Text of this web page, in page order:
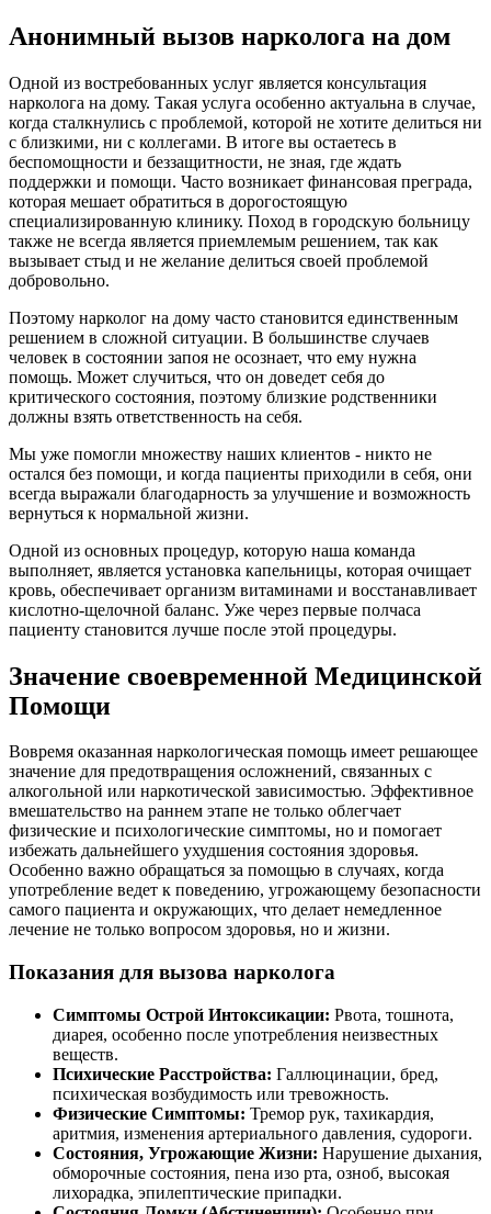
Анонимный вызов нарколога на дом
Одной из востребованных услуг является консультация
нарколога на дому. Такая услуга особенно актуальна в случае,
когда сталкнулись с проблемой, которой не хотите делиться ни
с близкими, ни с коллегами. В итоге вы остаетесь в
беспомощности и беззащитности, не зная, где ждать
поддержки и помощи. Часто возникает финансовая преграда,
которая мешает обратиться в дорогостоящую
специализированную клинику. Поход в городскую больницу
также не всегда является приемлемым решением, так как
вызывает стыд и не желание делиться своей проблемой
добровольно.
Поэтому нарколог на дому часто становится единственным
решением в сложной ситуации. В большинстве случаев
человек в состоянии запоя не осознает, что ему нужна
помощь. Может случиться, что он доведет себя до
критического состояния, поэтому близкие родственники
должны взять ответственность на себя.
Мы уже помогли множеству наших клиентов - никто не
остался без помощи, и когда пациенты приходили в себя, они
всегда выражали благодарность за улучшение и возможность
вернуться к нормальной жизни.
Одной из основных процедур, которую наша команда
выполняет, является установка капельницы, которая очищает
кровь, обеспечивает организм витаминами и восстанавливает
кислотно-щелочной баланс. Уже через первые полчаса
пациенту становится лучше после этой процедуры.
Значение своевременной Медицинской
Помощи
Вовремя оказанная наркологическая помощь имеет решающее
значение для предотвращения осложнений, связанных с
алкогольной или наркотической зависимостью. Эффективное
вмешательство на раннем этапе не только облегчает
физические и психологические симптомы, но и помогает
избежать дальнейшего ухудшения состояния здоровья.
Особенно важно обращаться за помощью в случаях, когда
употребление ведет к поведению, угрожающему безопасности
самого пациента и окружающих, что делает немедленное
лечение не только вопросом здоровья, но и жизни.
Показания для вызова нарколога
Симптомы Острой Интоксикации: Рвота, тошнота,
диарея, особенно после употребления неизвестных
веществ.
Психические Расстройства: Галлюцинации, бред,
психическая возбудимость или тревожность.
Физические Симптомы: Тремор рук, тахикардия,
аритмия, изменения артериального давления, судороги.
Состояния, Угрожающие Жизни: Нарушение дыхания,
обморочные состояния, пена изо рта, озноб, высокая
лихорадка, эпилептические припадки.